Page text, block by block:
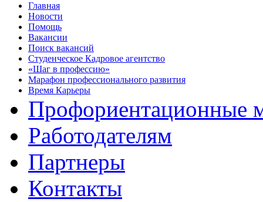
Главная
Новости
Помощь
Вакансии
Поиск вакансий
Студенческое Кадровое агентство
«Шаг в профессию»
Марафон профессионального развития
Время Карьеры
Профориентационные
Работодателям
Партнеры
Контакты